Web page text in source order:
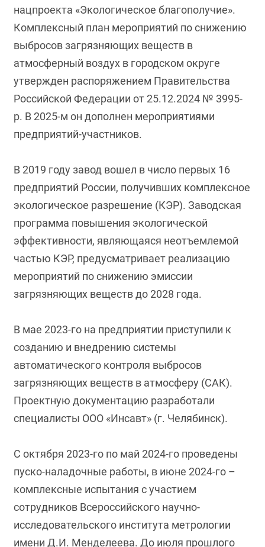
нацпроекта «Экологическое благополучие».
Комплексный план мероприятий по снижению
выбросов загрязняющих веществ в
атмосферный воздух в городском округе
утвержден распоряжением Правительства
Российской Федерации от 25.12.2024 № 3995-
р. В 2025-м он дополнен мероприятиями
предприятий-участников.
В 2019 году завод вошел в число первых 16
предприятий России, получивших комплексное
экологическое разрешение (КЭР). Заводская
программа повышения экологической
эффективности, являющаяся неотъемлемой
частью КЭР, предусматривает реализацию
мероприятий по снижению эмиссии
загрязняющих веществ до 2028 года.
В мае 2023-го на предприятии приступили к
созданию и внедрению системы
автоматического контроля выбросов
загрязняющих веществ в атмосферу (САК).
Проектную документацию разработали
специалисты ООО «Инсавт» (г. Челябинск).
С октября 2023-го по май 2024-го проведены
пуско-наладочные работы, в июне 2024-го –
комплексные испытания с участием
сотрудников Всероссийского научно-
исследовательского института метрологии
имени Д.И. Менделеева. До июля прошлого